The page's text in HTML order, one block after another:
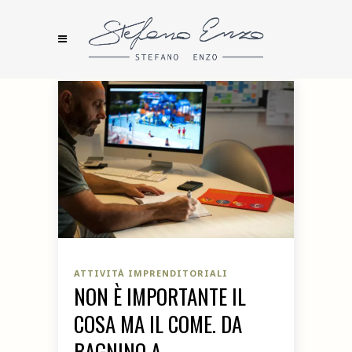
ATTIVITÀ IMPRENDITORIALI
NON È IMPORTANTE IL
COSA MA IL COME. DA